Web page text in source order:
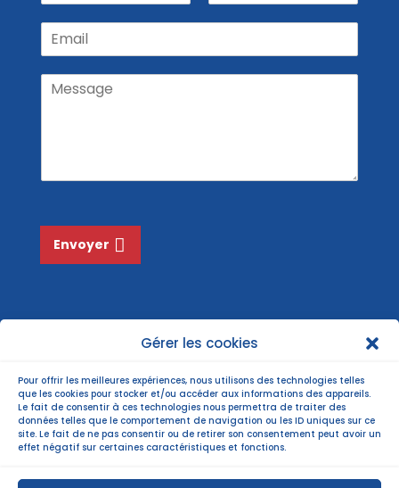
Gérer les cookies
Pour offrir les meilleures expériences, nous utilisons des technologies telles
que les cookies pour stocker et/ou accéder aux informations des appareils.
Le fait de consentir à ces technologies nous permettra de traiter des
données telles que le comportement de navigation ou les ID uniques sur ce
site. Le fait de ne pas consentir ou de retirer son consentement peut avoir un
effet négatif sur certaines caractéristiques et fonctions.
P
r
n
N
o
E
m
M
e
Envoyer